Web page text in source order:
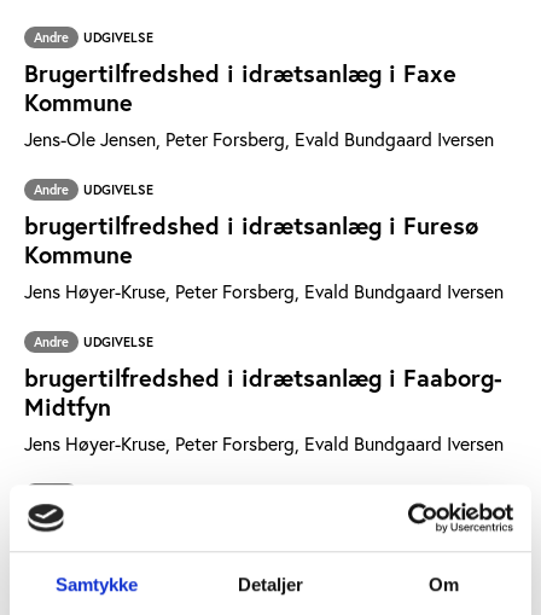
Samtykke Detaljer Om
Andre UDGIVELSE
Brugertilfredshed i idrætsanlæg i Faxe
Kommune
Jens-Ole Jensen, Peter Forsberg, Evald Bundgaard Iversen
Andre UDGIVELSE
brugertilfredshed i idrætsanlæg i Furesø
Kommune
Jens Høyer-Kruse, Peter Forsberg, Evald Bundgaard Iversen
Andre UDGIVELSE
brugertilfredshed i idrætsanlæg i Faaborg-
Midtfyn
Jens Høyer-Kruse, Peter Forsberg, Evald Bundgaard Iversen
brugertilfredshed i idrætsanlæg i Gentofte